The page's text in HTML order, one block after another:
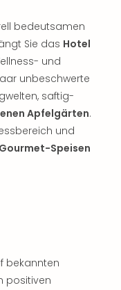
bedeutsamen
Sie das Hotel
und
unbeschwerte
saftig-
Apfelgärten.
und
Speisen
bekannten
positiven